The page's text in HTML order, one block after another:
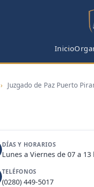
Inicio
› Juzgado de Paz Puerto
DÍAS Y HORARIOS
Lunes a Viernes de 07 a 13
TELÉFONOS
(0280) 449-5017